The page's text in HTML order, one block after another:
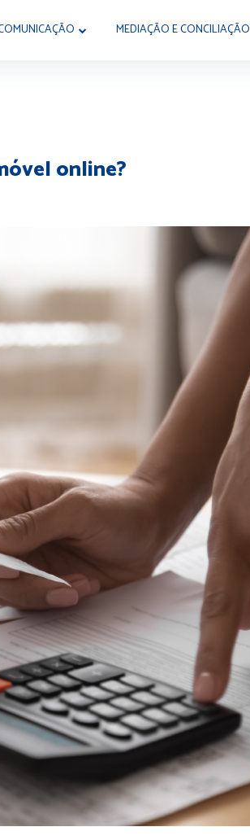
MEDIAÇÃO E CONCILIAÇÃO
online?